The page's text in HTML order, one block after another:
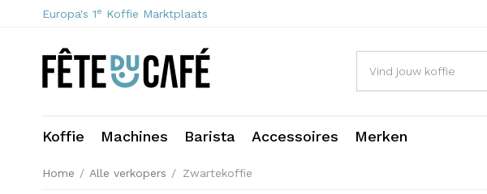
Europa's 1e Koffie Marktplaats
Koffie Machines Barista Accessoires Merken
Home / Alle verkopers / Zwartekoffie